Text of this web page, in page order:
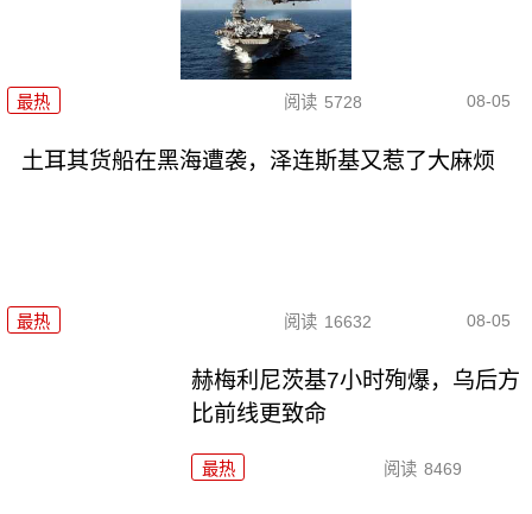
最热 阅读 5728 08-05
土耳其货船在黑海遭袭，泽连斯基又惹了大麻烦
最热 阅读 16632 08-05
赫梅利尼茨基7小时殉爆，乌后方
比前线更致命
最热 阅读 8469